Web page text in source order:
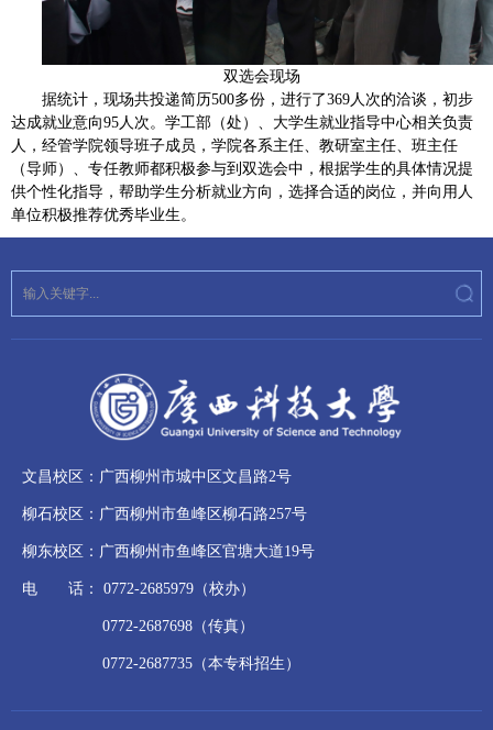
双选会现场
据统计，现场共投递简历500多份，进行了369人次的洽谈，初步
达成就业意向95人次。学工部（处）、大学生就业指导中心相关负责
人，经管学院领导班子成员，学院各系主任、教研室主任、班主任
（导师）、专任教师都积极参与到双选会中，根据学生的具体情况提
供个性化指导，帮助学生分析就业方向，选择合适的岗位，并向用人
单位积极推荐优秀毕业生。
文昌校区：广西柳州市城中区文昌路2号
柳石校区：广西柳州市鱼峰区柳石路257号
柳东校区：广西柳州市鱼峰区官塘大道19号
电 话： 0772-2685979（校办）
0772-2687698（传真）
0772-2687735（本专科招生）